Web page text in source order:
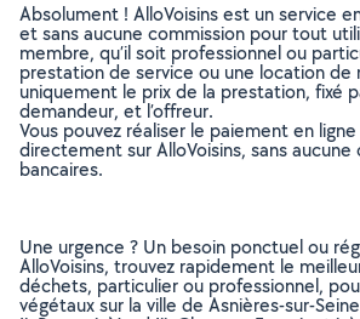
Absolument ! AlloVoisins est un service
et sans aucune commission pour tout
membre, qu’il soit professionnel ou
prestation de service ou une location de
uniquement le prix de la prestation, fixé
demandeur, et l’offreur.
Vous pouvez réaliser le paiement en
directement sur AlloVoisins, sans aucune
bancaires.
Une urgence ? Un besoin ponctuel ou
AlloVoisins, trouvez rapidement le
déchets, particulier ou professionnel,
végétaux sur la ville de Asnières-sur-